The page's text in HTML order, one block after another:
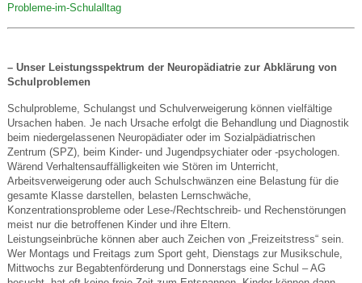
Probleme-im-Schulalltag
– Unser Leistungsspektrum der Neuro­pädiatrie zur Abklärung von
Schulproblemen
Schulprobleme, Schulangst und Schulverweigerung können vielfältige
Ursachen haben. Je nach Ursache erfolgt die Behandlung und Diagnostik
beim niedergelassenen Neuropädiater oder im Sozialpädiatrischen
Zentrum (SPZ), beim Kinder- und Jugendpsychiater oder -psychologen.
Wärend Verhaltensauffälligkeiten wie Stören im Unterricht,
Arbeitsverweigerung oder auch Schulschwänzen eine Belastung für die
gesamte Klasse darstellen, belasten Lernschwäche,
Konzentrationsprobleme oder Lese-/Rechtschreib- und Rechenstörungen
meist nur die betroffenen Kinder und ihre Eltern.
Leistungseinbrüche können aber auch Zeichen von „Freizeitstress“ sein.
Wer Montags und Freitags zum Sport geht, Dienstags zur Musikschule,
Mittwochs zur Begabtenförderung und Donnerstags eine Schul – AG